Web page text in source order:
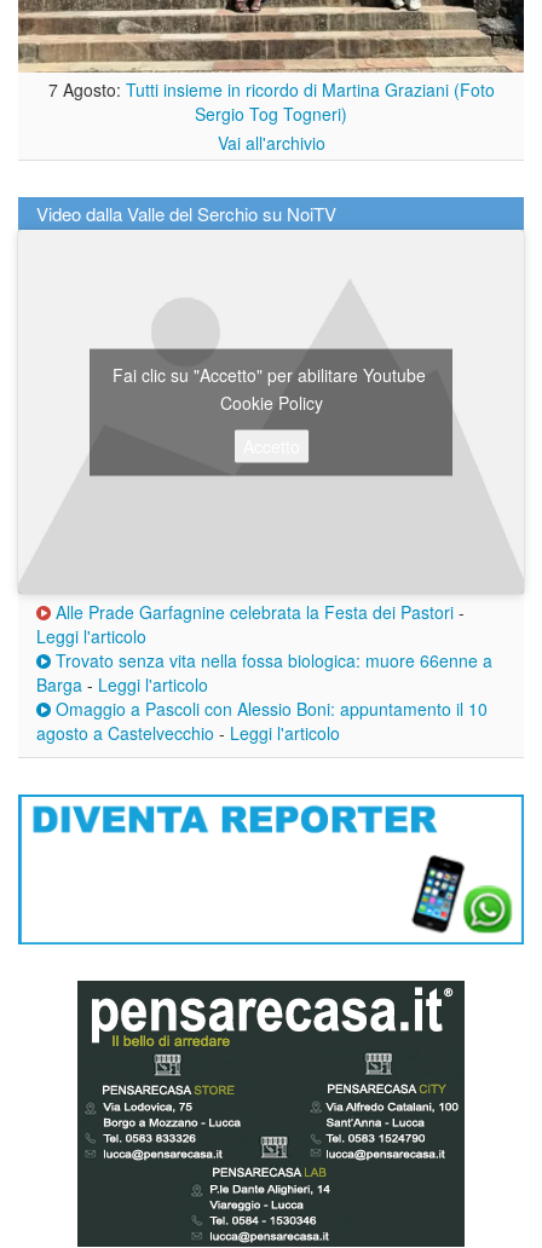
7 Agosto: Tutti insieme in ricordo di Martina Graziani (Foto
Sergio Tog Togneri)
Vai all'archivio
Video dalla Valle del Serchio su NoiTV
Fai clic su "Accetto" per abilitare Youtube
Cookie Policy
Alle Prade Garfagnine celebrata la Festa dei Pastori -
Leggi l'articolo
Trovato senza vita nella fossa biologica: muore 66enne a
Barga - Leggi l'articolo
Omaggio a Pascoli con Alessio Boni: appuntamento il 10
agosto a Castelvecchio - Leggi l'articolo